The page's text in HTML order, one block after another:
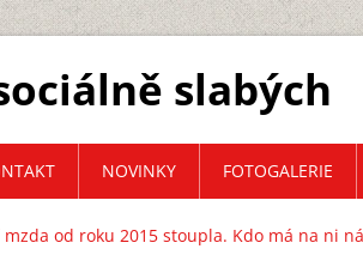
slabých
od roku 2015 stoupla. Kdo má na ni
NOVINKY FOTOGALERIE